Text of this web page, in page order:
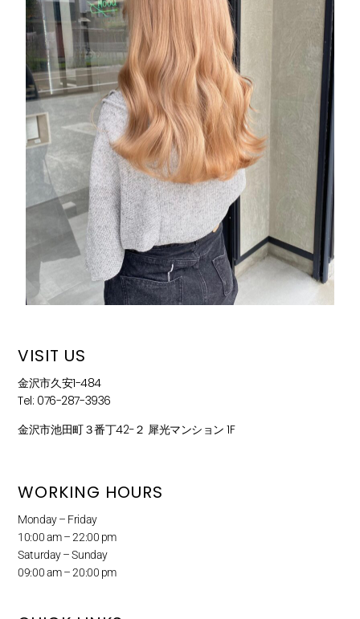
VISIT US
金沢市久安1-484
Tel: 076-287-3936
金沢市池田町３番丁42−２ 犀光マンション 1F
WORKING HOURS
Monday – Friday
10:00 am – 22:00 pm
Saturday – Sunday
09:00 am – 20:00 pm